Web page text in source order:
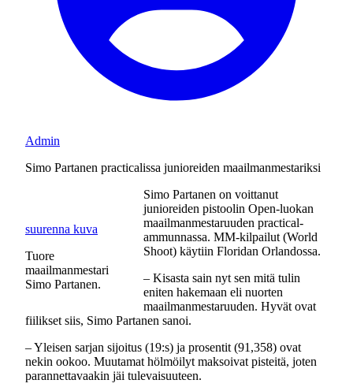
Admin
Simo Partanen practicalissa junioreiden maailmanmestariksi
suurenna kuva
Tuore
maailmanmestari
Simo Partanen.
Simo Partanen on voittanut
junioreiden pistoolin Open-luokan
maailmanmestaruuden practical-
ammunnassa. MM-kilpailut (World
Shoot) käytiin Floridan Orlandossa.
– Kisasta sain nyt sen mitä tulin
eniten hakemaan eli nuorten
maailmanmestaruuden. Hyvät ovat
fiilikset siis, Simo Partanen sanoi.
– Yleisen sarjan sijoitus (19:s) ja prosentit (91,358) ovat
nekin ookoo. Muutamat hölmöilyt maksoivat pisteitä, joten
parannettavaakin jäi tulevaisuuteen.